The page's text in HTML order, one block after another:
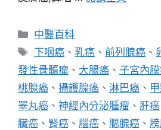
分
類
中醫百科
標
籤
下咽癌 、 乳癌 、前列腺癌 、
發性骨髓瘤 、 大腸癌 、 子宮內
桃腺癌 、 攝護腺癌 、 淋巴癌 、
睪丸癌 、 神經內分泌腫瘤 、 肝癌
臟癌 、 腎癌 、 腦癌 、 腮腺癌 、